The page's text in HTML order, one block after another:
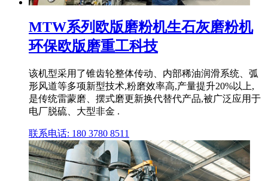
MTW系列欧版磨粉机生石灰磨粉机
环保欧版磨重工科技
该机型采用了锥齿轮整体传动、内部稀油润滑系统、弧
形风道等多项新型技术,粉磨效率高,产量提升20%以上,
是传统雷蒙磨、摆式磨更新换代替代产品,被广泛应用于
电厂脱硫、大型非金 .
联系电话: 180 3780 8511